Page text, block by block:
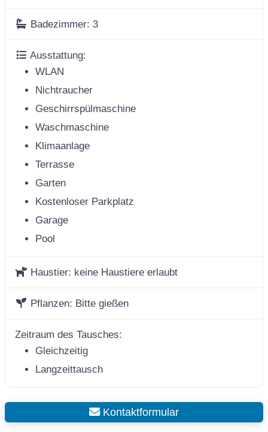
Badezimmer:3
Ausstattung:
WLAN
Nichtraucher
Geschirrspülmaschine
Waschmaschine
Klimaanlage
Terrasse
Garten
Kostenloser Parkplatz
Garage
Pool
Haustier: keine Haustiere erlaubt
Pflanzen: Bitte gießen
Zeitraum des Tausches:
Gleichzeitig
Langzeittausch
Kontaktformular